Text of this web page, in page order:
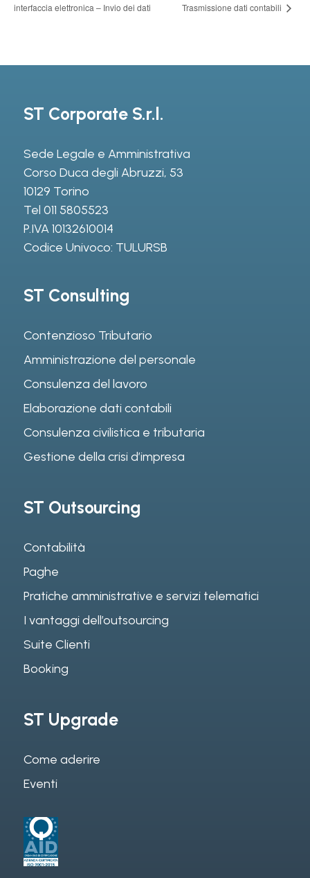
interfaccia elettronica – Invio dei dati
Trasmissione dati contabili
ST Corporate S.r.l.
Sede Legale e Amministrativa
Corso Duca degli Abruzzi, 53
10129 Torino
Tel 011 5805523
P.IVA 10132610014
Codice Univoco: TULURSB
ST Consulting
Contenzioso Tributario
Amministrazione del personale
Consulenza del lavoro
Elaborazione dati contabili
Consulenza civilistica e tributaria
Gestione della crisi d’impresa
ST Outsourcing
Contabilità
Paghe
Pratiche amministrative e servizi telematici
I vantaggi dell’outsourcing
Suite Clienti
Booking
ST Upgrade
Come aderire
Eventi